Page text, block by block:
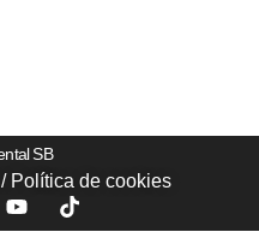
SB
/ Política decookies